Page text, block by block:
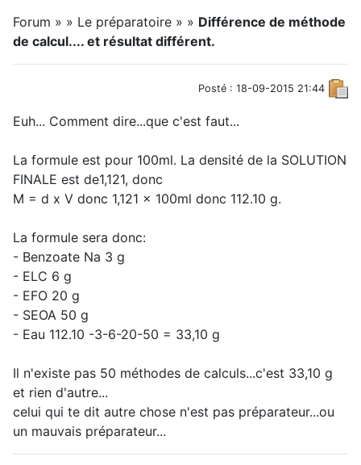
Forum » » Le préparatoire » » Différence de méthode
de calcul.... et résultat différent.
Posté : 18-09-2015 21:44
Euh... Comment dire...que c'est faut...
La formule est pour 100ml. La densité de la SOLUTION
FINALE est de1,121, donc
M = d x V donc 1,121 x 100ml donc 112.10 g.
La formule sera donc:
- Benzoate Na 3 g
- ELC 6 g
- EFO 20 g
- SEOA 50 g
- Eau 112.10 -3-6-20-50 = 33,10 g
Il n'existe pas 50 méthodes de calculs...c'est 33,10 g
et rien d'autre...
celui qui te dit autre chose n'est pas préparateur...ou
un mauvais préparateur...